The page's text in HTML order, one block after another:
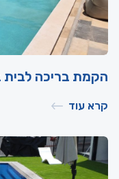
הקמת בריכה לבית
קרא עוד